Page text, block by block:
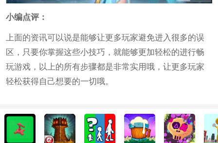
小编点评：
上面的资讯可以说是能够让更多玩家避免进入很多的误
区，只要你掌握这些小技巧，就能够更加轻松的进行畅
玩游戏，以上的所有步骤都是非常实用哦，让更多玩家
轻松获得自己想要的一切哦。